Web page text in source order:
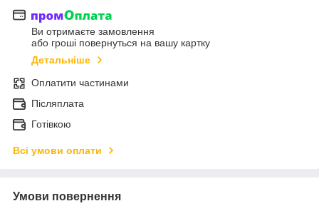
Ви отримаєте замовлення
або гроші повернуться на вашу картку
Детальніше
Оплатити частинами
Післяплата
Готівкою
Всі умови оплати
Умови повернення